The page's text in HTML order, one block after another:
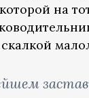
которой на